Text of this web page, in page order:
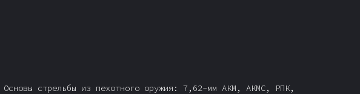
Основы стрельбы из пехотного оружия: 7,62-мм АКМ, АКМС, РПК,